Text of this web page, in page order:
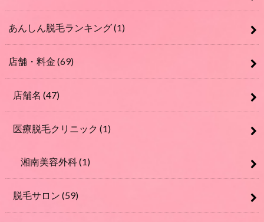
あんしん脱毛ランキング(1)
店舗・料金 (69)
店舗名 (47)
医療脱毛クリニック (1)
湘南美容外科(1)
脱毛サロン (59)